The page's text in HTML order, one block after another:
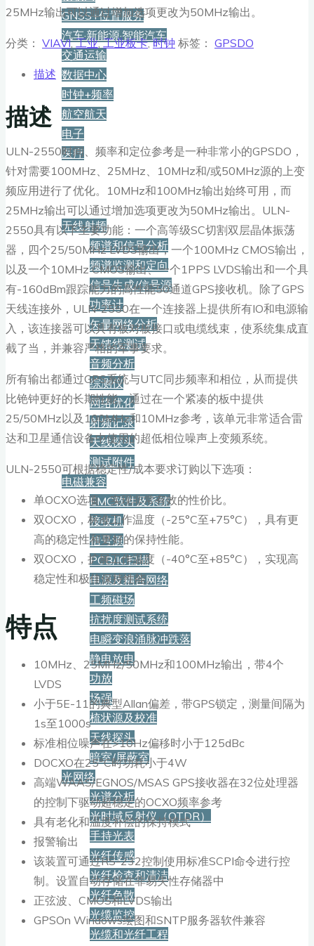
GNSS+位置服务
汽车·新能源·智能汽车
交通运输
数据中心
时钟+频率
航空航天
电子
医疗
产品
无线射频
频谱和信号分析
频谱监测和定向
信号生成/信号源
功率计
矢量网络分析
天馈线测试
音频分析
综测仪
网络优化
射频记录
天线探头
测试附件
电磁兼容
EMC软件及系统
接收机
信号源
PCB/IC扫描
电源及耦合网络
工频磁场
抗扰度测试系统
电瞬变浪涌脉冲跌落
静电放电
功放
场强
梳状源及校准
天线探头
暗室/屏蔽室
光网络
光谱分析
光时域反射仪（OTDR）
手持光表
光纤传感
光纤检查和清洁
光纤色散
光缆监控
光缆和光纤工程
25MHz输出可以通过增加选项更改为50MHz输出。
分类： VIAVI,工业,工业板卡,时钟 标签： GPSDO
描述
描述
ULN-2550时间、频率和定位参考是一种非常小的GPSDO，
针对需要100MHz、25MHz、10MHz和/或50MHz源的上变
频应用进行了优化。10MHz和100MHz输出始终可用，而
25MHz输出可以通过增加选项更改为50MHz输出。ULN-
2550具有以下主要功能：一个高等级SC切割双层晶体振荡
器，四个25/50MHz LVDS输出，一个100MHz CMOS输出，
以及一个10MHz CMOS输出、一个1PPS LVDS输出和一个具
有-160dBm跟踪能力的高性能50通道GPS接收机。除了GPS
天线连接外，ULN-2550在一个连接器上提供所有IO和电源输
入，该连接器可以具有板对板接口或电缆线束，使系统集成直
截了当，并兼容严格的军事要求。
所有输出都通过GPS系统与UTC同步频率和相位，从而提供
比铯钟更好的长期性能。通过在一个紧凑的板中提供
25/50MHz以及100MHz和10MHz参考，该单元非常适合雷
达和卫星通信设备中使用的超低相位噪声上变频系统。
ULN-2550可根据稳定性/成本要求订购以下选项：
单OCXO选项，实现非常有效的性价比。
双OCXO，标准工作温度（-25°C至+75°C），具有更
高的稳定性和更好的保持性能。
双OCXO，扩展工作温度（-40°C至+85°C），实现高
稳定性和极佳保持性能。
特点
10MHz、25MHz/50MHz和100MHz输出，带4个
LVDS
小于5E-11的典型Allan偏差，带GPS锁定，测量间隔为
1s至1000s
标准相位噪声在>10Hz偏移时小于125dBc
DOCXO在25°C时功耗小于4W
高端WAAS/EGNOS/MSAS GPS接收器在32位处理器
的控制下驱动超稳定的OCXO频率参考
具有老化和温度补偿的保持模式
报警输出
该装置可通过RS-232控制使用标准SCPI命令进行控
制。设置自动存储在非易失性存储器中
正弦波、CMOS和LVDS输出
GPSOn Windows绘图和SNTP服务器软件兼容